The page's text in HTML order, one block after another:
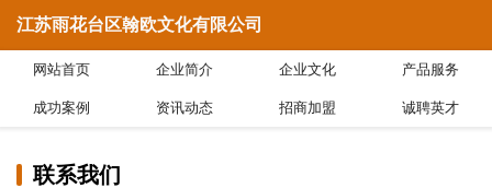
江苏雨花台区翰欧文化有限公司
网站首页 企业简介 企业文化 产品服务
成功案例 资讯动态 招商加盟 诚聘英才
联系我们